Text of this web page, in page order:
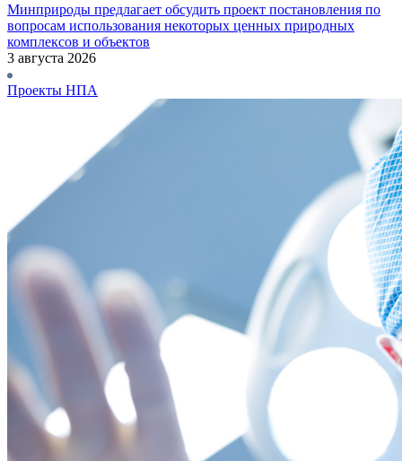
Минприроды предлагает обсудить проект постановления по
вопросам использования некоторых ценных природных
комплексов и объектов
3 августа 2026
Проекты НПА